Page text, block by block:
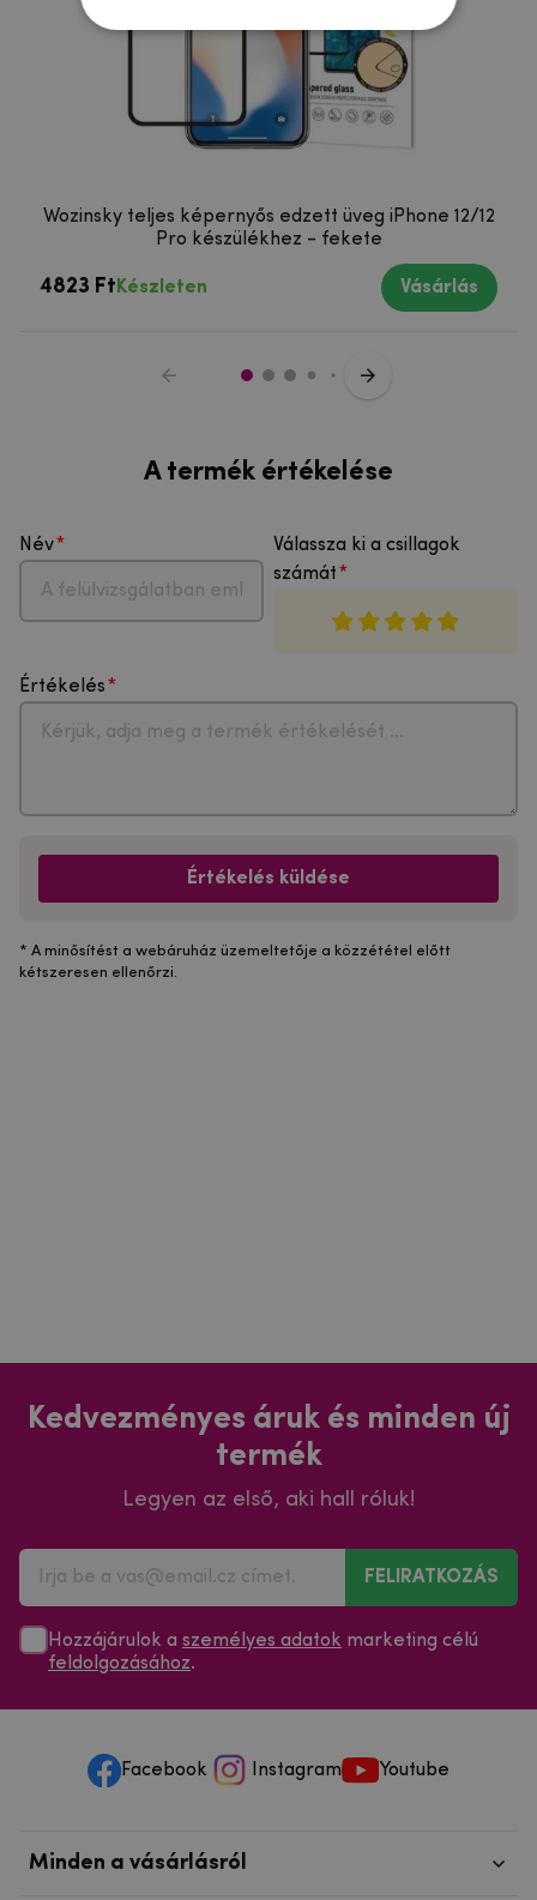
Wozinsky teljes képernyős edzett üveg iPhone 12/12
Pro készülékhez - fekete
4823 Ft Készleten Vásárlás
A termék értékelése
Név
Válassza ki a csillagok
számát
Értékelés
Értékelés küldése
* A minősítést a webáruház üzemeltetője a közzététel előtt
kétszeresen ellenőrzi.
Kedvezményes áruk és minden új
termék
Legyen az első, aki hall róluk!
FELIRATKOZÁS
Hozzájárulok a személyes adatok marketing célú
feldolgozásához.
Facebook Instagram Youtube
Minden a vásárlásról